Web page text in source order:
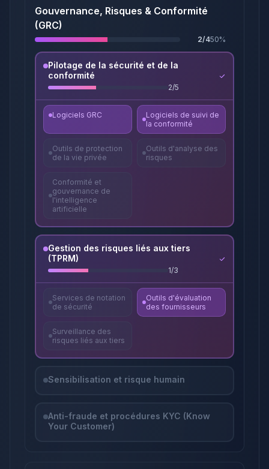
Gouvernance, Risques & Conformité
(GRC)
2/450%
Pilotage de la sécurité et de la
conformité
2/5
Logiciels GRC
Logiciels de suivi de
la conformité
Outils de protection
de la vie privée
Outils d'analyse des
risques
Conformité et
gouvernance de
l'intelligence
artificielle
Gestion des risques liés aux tiers
(TPRM)
1/3
Services de notation
de sécurité
Outils d'évaluation
des fournisseurs
Surveillance des
risques liés aux tiers
Sensibilisation et risque humain
Anti-fraude et procédures KYC (Know
Your Customer)